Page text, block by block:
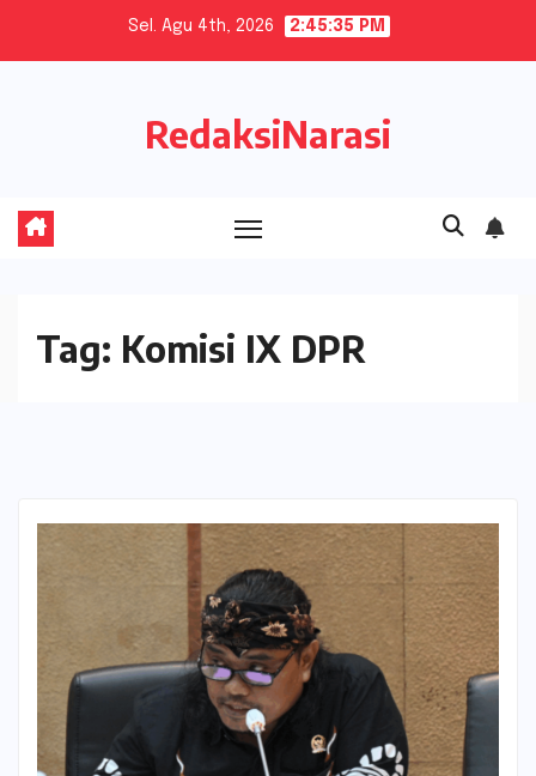
Sel. Agu 4th, 2026 2:45:36 PM
RedaksiNarasi
Tag: Komisi IX DPR